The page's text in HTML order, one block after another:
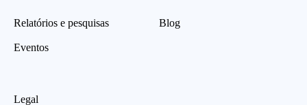
Relatórios e pesquisas
Eventos
Blog
Legal